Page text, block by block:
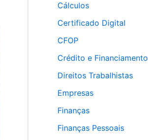
Cálculos
Certificado Digital
CFOP
Crédito e Financiamento
Direitos Trabalhistas
Empresas
Finanças
Finanças Pessoais